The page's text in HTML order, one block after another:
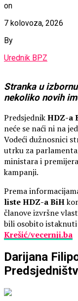
on
7 kolovoza, 2026
By
Urednik BPZ
Stranka u
nekoliko novih
PredsjednikHDZ-a
neće se naći ni na
Vodeći dužnosnici
utrku za
ministara i
kampanji.
Prema
liste HDZ-a BiH
članove izvršne
bili osobito
Krešić/vecernji.ba
Darijana